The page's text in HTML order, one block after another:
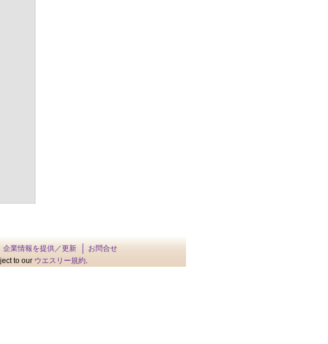
企業情報を提供／更新
お問合せ
to our ウエスリー規約.